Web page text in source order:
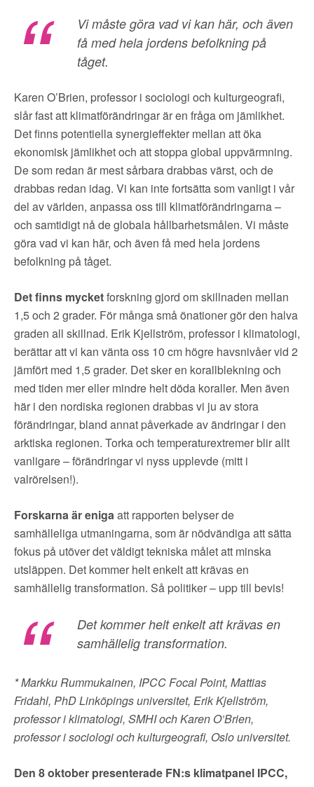
Vi måste göra vad vi kan här, och även
få med hela jordens befolkning på
tåget.
Karen O’Brien, professor i sociologi och kulturgeografi,
slår fast att klimatförändringar är en fråga om jämlikhet.
Det finns potentiella synergieffekter mellan att öka
ekonomisk jämlikhet och att stoppa global uppvärmning.
De som redan är mest sårbara drabbas värst, och de
drabbas redan idag. Vi kan inte fortsätta som vanligt i vår
del av världen, anpassa oss till klimatförändringarna –
och samtidigt nå de globala hållbarhetsmålen. Vi måste
göra vad vi kan här, och även få med hela jordens
befolkning på tåget.
Det finns mycketforskning gjord om skillnaden mellan
1,5 och 2 grader. För många små önationer gör den halva
graden all skillnad. Erik Kjellström, professor i klimatologi,
berättar att vi kan vänta oss 10 cm högre havsnivåer vid 2
jämfört med 1,5 grader. Det sker en korallblekning och
med tiden mer eller mindre helt döda koraller. Men även
här i den nordiska regionen drabbas vi ju av stora
förändringar, bland annat påverkade av ändringar i den
arktiska regionen. Torka och temperaturextremer blir allt
vanligare – förändringar vi nyss upplevde (mitt i
valrörelsen!).
Forskarna är enigaatt rapporten belyser de
samhälleliga utmaningarna, som är nödvändiga att sätta
fokus på utöver det väldigt tekniska målet att minska
utsläppen. Det kommer helt enkelt att krävas en
samhällelig transformation. Så politiker – upp till bevis!
Det kommer helt enkelt att krävas en
samhällelig transformation.
* Markku Rummukainen, IPCC Focal Point, Mattias
Fridahl, PhD Linköpings universitet, Erik Kjellström,
professor i klimatologi, SMHI ochKaren O’Brien,
professor i sociologi och kulturgeografi, Oslo universitet.
Den 8 oktober presenterade FN:s klimatpanel IPCC,